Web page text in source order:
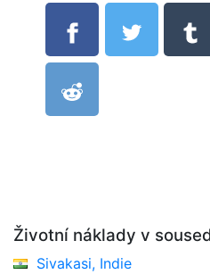
Životní náklady v
Sivakasi, Indie